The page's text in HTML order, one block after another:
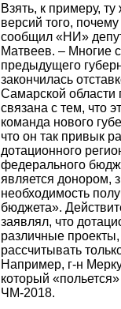
Взять, к примеру,
версий того,
сообщил «НИ»
Матвеев. – Многие
предыдущего
закончилась
Самарской области
связана с тем, что
команда нового
что он так привык
дотационного
федерального
является донором,
необходимость
бюджета».
заявлял, что
различные
рассчитывать
Например, г-н
который
ЧМ-2018.